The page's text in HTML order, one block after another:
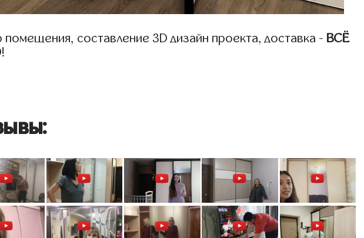
составление 3D дизайн проекта, доставка - ВСЁ
!